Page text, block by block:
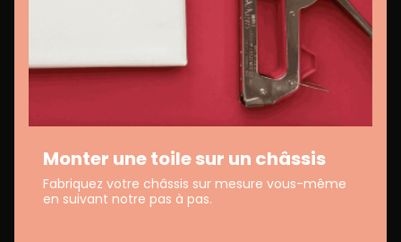
Monter une toile sur un châssis
Fabriquez votre châssis sur mesure vous-même
en suivant notre pas à pas.